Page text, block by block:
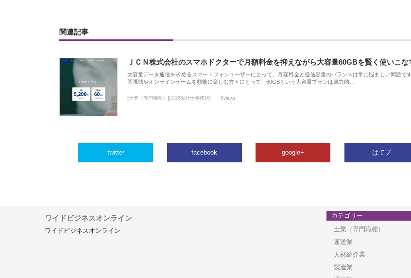
関連記事
ＪＣＮ株式会社のスマホドクターで月額料金を抑えながら大容量60GBを賢く使いこな
大容量データ通信を求めるスマートフォンユーザーにとって、月額料金と通信容量のバランスは常に悩ましい問題で
画視聴やオンラインゲームを頻繁に楽しむ方々にとって、60GBという大容量プランは魅力的…
[士業（専門職種）][公認会計士事務所] 0views
twitter facebook google+ はてブ
ワイドビジネスオンライン
ワイドビジネスオンライン
カテゴリー
士業（専門職種）
運送業
人材紹介業
製造業